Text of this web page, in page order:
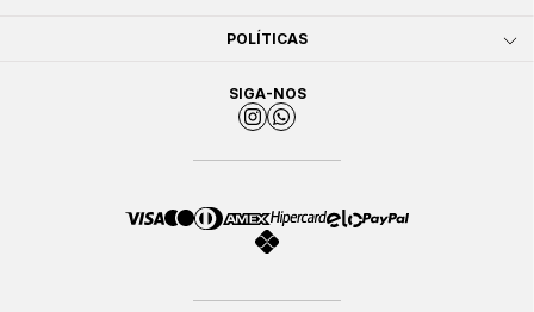
POLÍTICAS
SIGA-NOS